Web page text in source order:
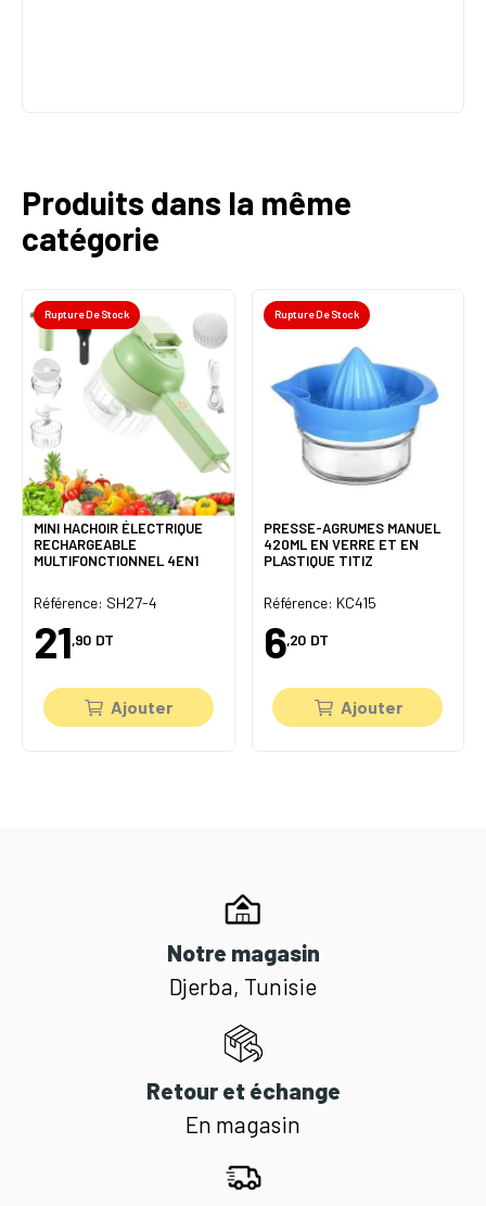
Produits dans la même
catégorie
Rupture De Stock
MINI HACHOIR ÉLECTRIQUE
RECHARGEABLE
MULTIFONCTIONNEL 4EN1
Référence: SH27-4
21,90 DT
Ajouter
Rupture De Stock
PRESSE-AGRUMES MANUEL
420ML EN VERRE ET EN
PLASTIQUE TITIZ
Référence: KC415
6,20 DT
Ajouter
Notre magasin
Djerba, Tunisie
Retour et échange
En magasin